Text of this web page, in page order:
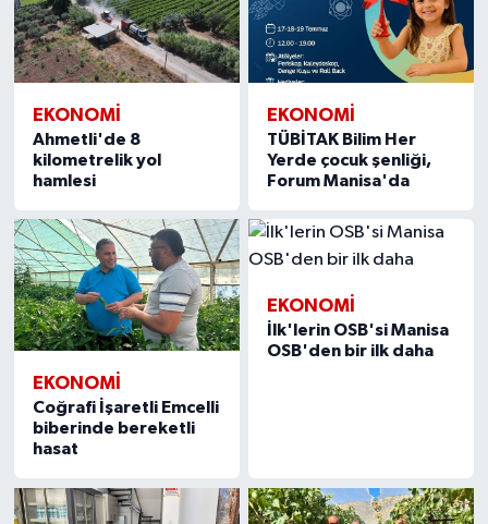
EKONOMİ
Ahmetli'de 8
kilometrelik yol
hamlesi
EKONOMİ
TÜBİTAK Bilim Her
Yerde çocuk şenliği,
Forum Manisa'da
EKONOMİ
Coğrafi İşaretli Emcelli
biberinde bereketli
hasat
EKONOMİ
İlk'lerin OSB'si Manisa
OSB'den bir ilk daha